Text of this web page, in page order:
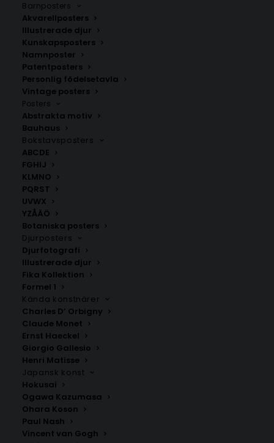
Barnposters
Akvarellposters
Illustrerade djur
Kunskapsposters
Namnposter
Patentposters
Personlig födelsetavla
Vintage posters
Posters
Abstrakta motiv
Bauhaus
Bokstavsposters
ABCDE
FGHIJ
KLMNO
PQRST
UVWX
YZÅÄÖ
Botaniska posters
Djurposters
Djurfotografi
Illustrerade djur
Fika Kollektion
Formel 1
Kända konstnärer
Charles D’ Orbigny
Claude Monet
Ernst Haeckel
Giorgio Gallesio
Henri Matisse
Japansk konst
Hokusai
Ogawa Kazumasa
Ohara Koson
Paul Nash
Vincent van Gogh
Välj mellan fyra olika storlekar: 50×70 cm, 40×50 cm,
30×40 cm och 21×30 cm.
Öar,Öckerö kommun
Fr. 200.00 kr